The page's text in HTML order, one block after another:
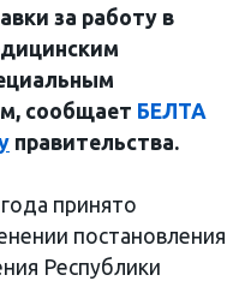
за работу в
сообщает БЕЛТА
правительства.
принято
постановления
Республики